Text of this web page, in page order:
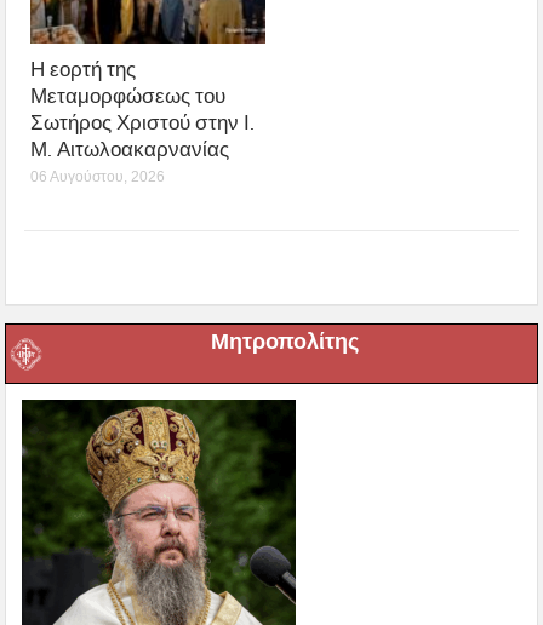
Η εορτή της
Μεταμορφώσεως του
Σωτήρος Χριστού στην Ι.
Μ. Αιτωλοακαρνανίας
06 Αυγούστου, 2026
Μητροπολίτης